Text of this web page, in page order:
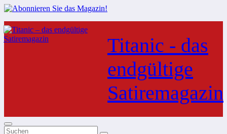
Zum
Inhalt
springen
Titanic - das
endgültige
Satiremagazin